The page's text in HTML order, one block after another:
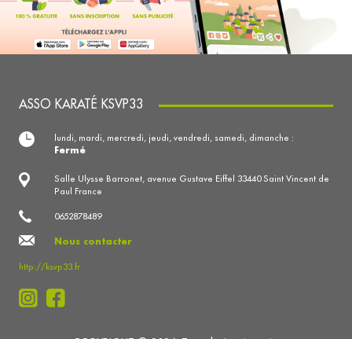
ASSO KARATÉ KSVP33
Salle Ulysse Barronet, avenue Gustave Eiffel 33440 Saint Vincent de
Paul France
0652878489
Nous contacter
http://ksvp33.fr
lundi, mardi, mercredi, jeudi, vendredi, samedi, dimanche :
Fermé